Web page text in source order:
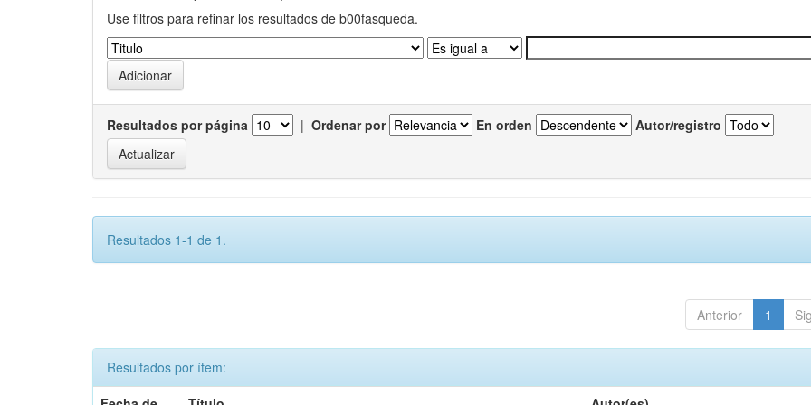
Use filtros para refinar los resultados de b00fasqueda.
Resultados por página | Ordenar por En orden Autor/registro
Resultados 1-1 de 1.
Anterior 1
Resultados por ítem: